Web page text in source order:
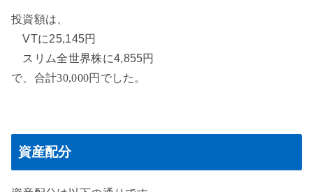
投資額は、
VTに25,145円
スリム全世界株に4,855円
で、合計30,000円でした。
資産配分